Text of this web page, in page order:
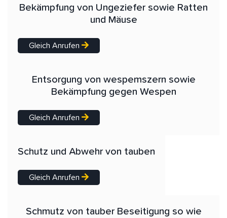
Bekämpfung von Ungeziefer sowie Ratten
und Mäuse
Gleich Anrufen
Entsorgung von wespemszern sowie
Bekämpfung gegen Wespen
Gleich Anrufen
Schutz und Abwehr von tauben
Gleich Anrufen
Schmutz von tauber Beseitigung so wie